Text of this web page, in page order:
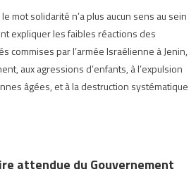
mot solidarité n’a plus aucun sens au sein
expliquer les faibles réactions des
commises par l’armée Israélienne à Jenin,
aux agressions d’enfants, à l’expulsion
âgées, et à la destruction systématique
attendue du Gouvernement